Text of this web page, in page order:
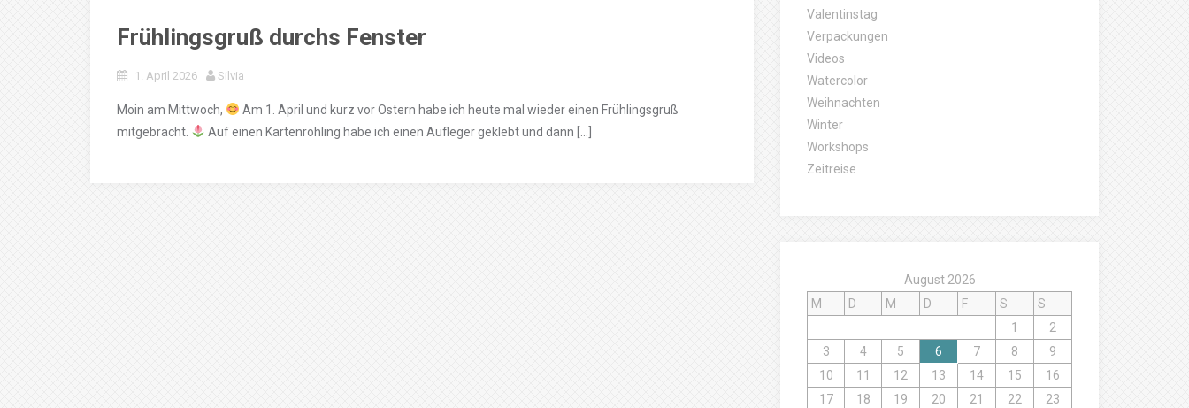
Frühlingsgruß durchs Fenster
1. April 2026 Silvia
Moin am Mittwoch,
Am 1. April und kurz vor Ostern habe ich heute mal wieder einen Frühlingsgruß
mitgebracht.
Auf einen Kartenrohling habe ich einen Aufleger geklebt und dann […]
Valentinstag
Verpackungen
Videos
Watercolor
Weihnachten
Winter
Workshops
Zeitreise
August 2026
M
D M D F S
S
1
2
3
4 5 6 7 8
9
10
11 12 13 14 15
16
17
18 19 20 21 22 23